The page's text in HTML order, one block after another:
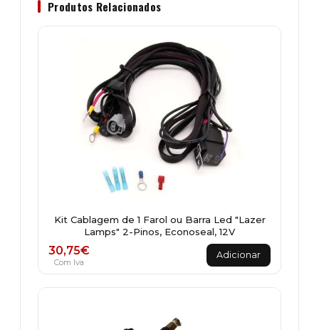
Produtos Relacionados
Kit Cablagem de 1 Farol ou Barra Led "Lazer
Lamps" 2-Pinos, Econoseal, 12V
30,75€
Com Iva
Adicionar